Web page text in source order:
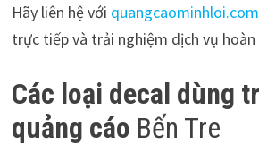
Hãy liên hệ với quangcaominhloi.com
trực tiếp và trải nghiệm dịch vụ hoàn
Các loại decal dùng
quảng cáo Bến Tre